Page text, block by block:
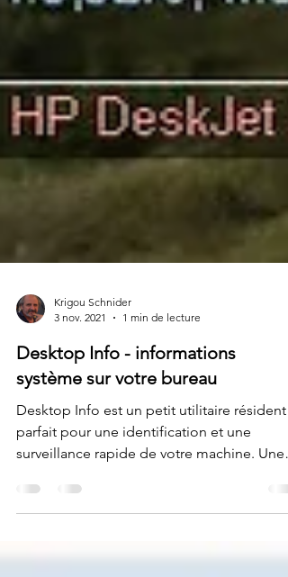
Krigou Schnider
3 nov. 2021
1 min de lecture
Desktop Info - informations
système sur votre bureau
Desktop Info est un petit utilitaire résident
parfait pour une identification et une
surveillance rapide de votre machine. Une